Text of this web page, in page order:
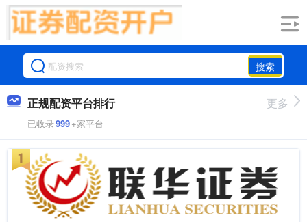
搜索
正规配资平台排行
已收录999+家平台
更多